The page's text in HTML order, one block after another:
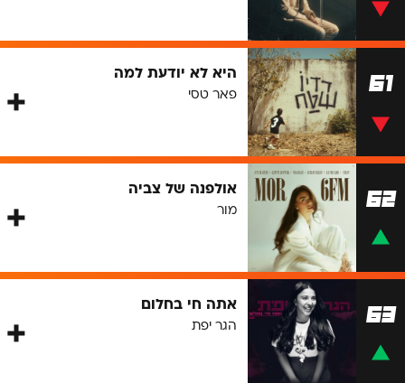
61 היא לא יודעת למה
פאר טסי
62 אולפנה של צביה
מור
63 אתה חי בחלום
הגר יפת